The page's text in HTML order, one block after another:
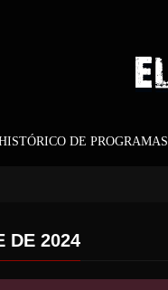
DE PROGRAMAS
DE 2024